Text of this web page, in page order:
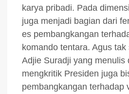
karya pribadi. Pada
juga menjadi bagian dari
es pembangkangan
komando tentara. Agus
Adjie Suradji yang menulis
mengkritik Presiden juga
pembangkangan terhadap